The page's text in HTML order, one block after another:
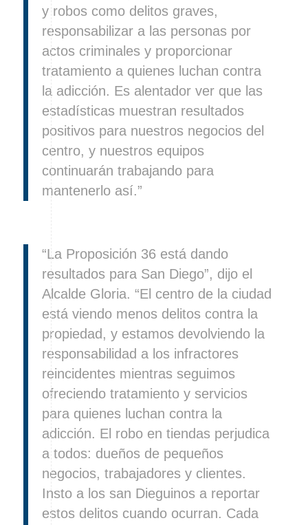
y robos como delitos graves,
responsabilizar a las personas por
actos criminales y proporcionar
tratamiento a quienes luchan contra
la adicción. Es alentador ver que las
estadísticas muestran resultados
positivos para nuestros negocios del
centro, y nuestros equipos
continuarán trabajando para
mantenerlo así.”
“La Proposición 36 está dando
resultados para San Diego”, dijo el
Alcalde Gloria. “El centro de la ciudad
está viendo menos delitos contra la
propiedad, y estamos devolviendo la
responsabilidad a los infractores
reincidentes mientras seguimos
ofreciendo tratamiento y servicios
para quienes luchan contra la
adicción. El robo en tiendas perjudica
a todos: dueños de pequeños
negocios, trabajadores y clientes.
Insto a los san Dieguinos a reportar
estos delitos cuando ocurran. Cada